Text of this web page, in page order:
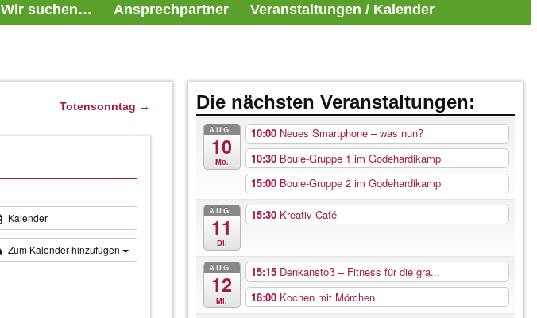
Wir suchen… Ansprechpartner Veranstaltungen / Kalender
Totensonntag →
Kalender
Zum Kalender hinzufügen
Die nächsten Veranstaltungen:
AUG.
10
Mo.
10:00 Neues Smartphone – was nun?
10:30 Boule-Gruppe 1 im Godehardikamp
15:00 Boule-Gruppe 2 im Godehardikamp
AUG.
11
Di.
15:30 Kreativ-Café
AUG.
12
Mi.
15:15 Denkanstoß – Fitness für die gra...
18:00 Kochen mit Mörchen